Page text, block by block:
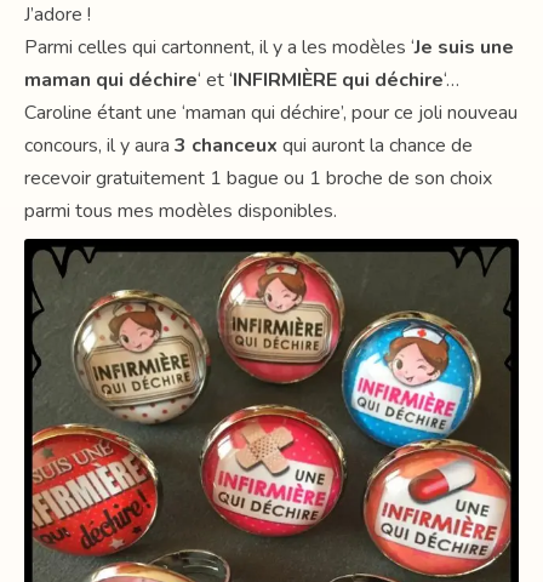
J’adore !
Parmi celles qui cartonnent, il y a les modèles ‘Je suis une
maman qui déchire‘ et ‘INFIRMIÈRE qui déchire‘…
Caroline étant une ‘maman qui déchire’, pour ce joli nouveau
concours, il y aura 3 chanceux qui auront la chance de
recevoir gratuitement 1 bague ou 1 broche de son choix
parmi tous mes modèles disponibles.